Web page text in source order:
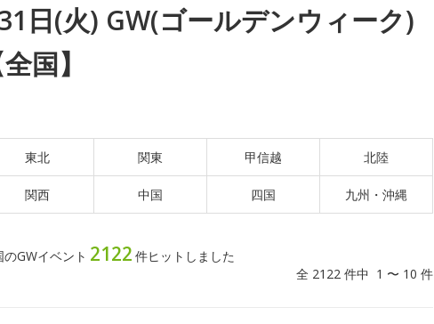
日(火) GW(ゴールデンウィーク)
国】
東北 関東 甲信越 北陸
関西 中国 四国 九州・沖縄
GWイベント 2122 件ヒットしました
全 2122 件中 1 〜 10 件